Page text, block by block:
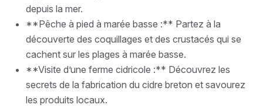
depuis la mer.
**Pêche à pied à marée basse :** Partez à la
découverte des coquillages et des crustacés qui se
cachent sur les plages à marée basse.
**Visite d’une ferme cidricole :** Découvrez les
secrets de la fabrication du cidre breton et savourez
les produits locaux.